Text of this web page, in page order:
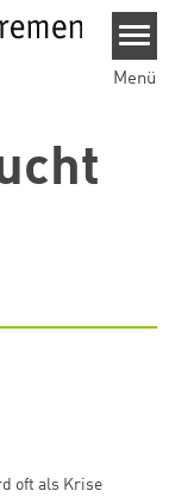
Menü
oft als Krise